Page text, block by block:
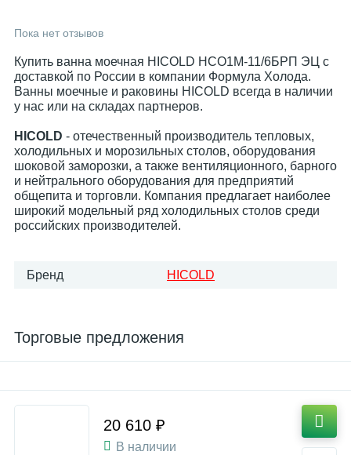
Пока нет отзывов
Купить ванна моечная HICOLD НСО1М-11/6БРП ЭЦ с
доставкой по России в компании Формула Холода.
Ванны моечные и раковины HICOLD всегда в наличии
у нас или на складах партнеров.
HICOLD - отечественный производитель тепловых,
холодильных и морозильных столов, оборудования
шоковой заморозки, а также вентиляционного, барного
и нейтрального оборудования для предприятий
общепита и торговли. Компания предлагает наиболее
широкий модельный ряд холодильных столов среди
российских производителей.
Бренд HICOLD
Торговые предложения
20 610 ₽
В наличии